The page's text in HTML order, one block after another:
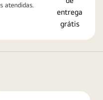
atendidas.